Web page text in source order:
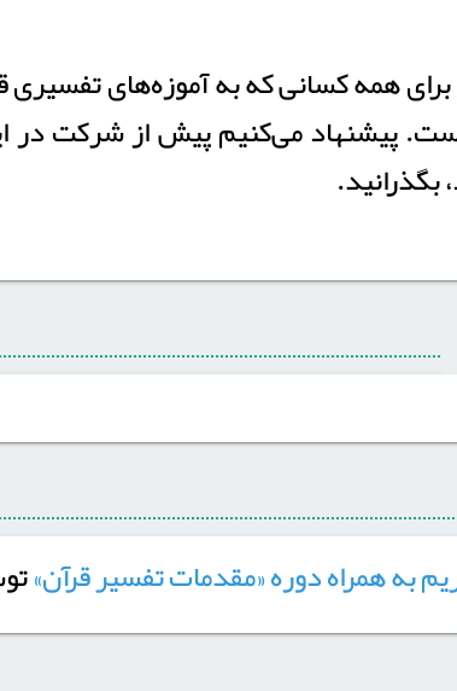
همه کسانی که به آموزه‌های
پیشنهاد می‌کنیم پیش از شرکت در